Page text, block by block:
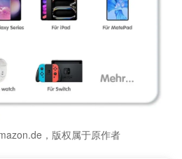
，版权属于原作者